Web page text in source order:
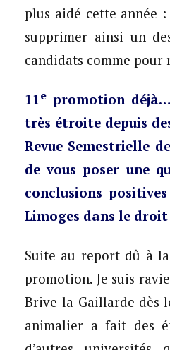
plus aidé cette année
supprimer ainsi un
candidats comme pour
11e promotion
très étroite depuis
Revue Semestrielle
de vous poser une
conclusions
Limoges dans le
Suite au report dû à
promotion. Je suis
Brive-la-Gaillarde dès
animalier a fait des